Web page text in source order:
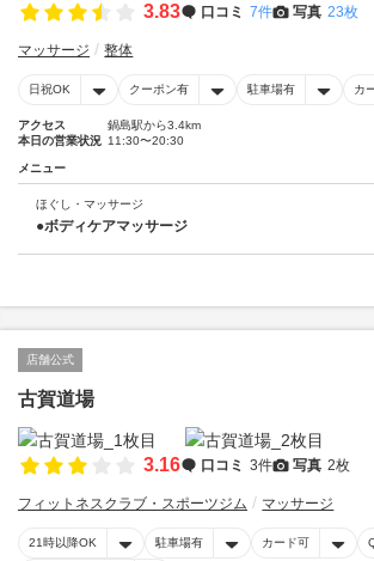
3.83 口コミ 7件 写真 23枚
マッサージ 整体
日祝OK クーポン有 駐車場有 カ
アクセス
鍋島駅から3.4km
本日の営業状況 11:30〜20:30
メニュー
ほぐし・マッサージ
●ボディケアマッサージ
店舗公式
古賀道場
3.16 口コミ 3件 写真 2枚
フィットネスクラブ・スポーツジム マッサージ
21時以降OK 駐車場有 カード可